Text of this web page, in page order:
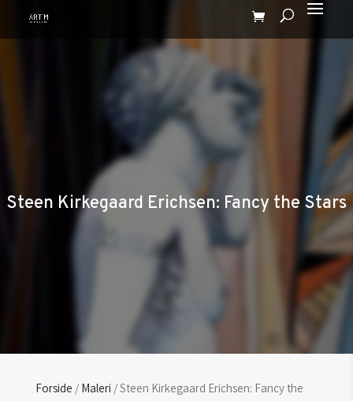
Steen Kirkegaard Erichsen: Fancy the Stars
Forside / Maleri / Steen Kirkegaard Erichsen: Fancy the